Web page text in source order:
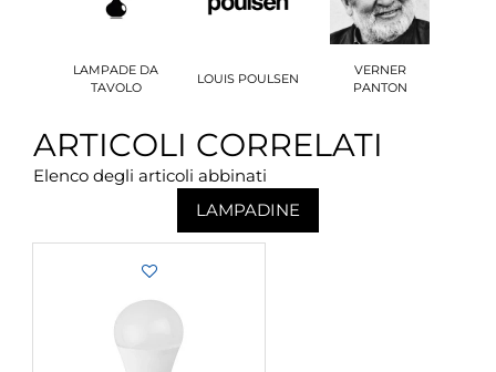
LAMPADE DA
TAVOLO
LOUIS POULSEN
VERNER
PANTON
ARTICOLI CORRELATI
Elenco degli articoli abbinati
LAMPADINE